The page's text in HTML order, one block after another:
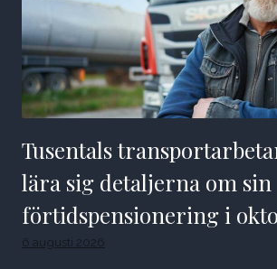
Tusentals
lära sig detaljerna om sin
förtidspensionering i
6 augusti 2026